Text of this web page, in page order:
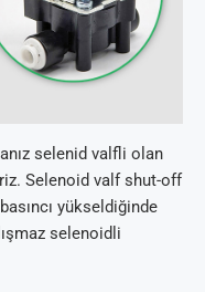
selenid valfli olan
Selenoid valf shut-off
yükseldiğinde
selenoidli